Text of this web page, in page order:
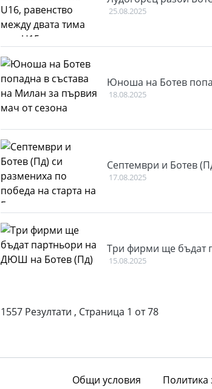
25.08.2025
Юноша на Ботев
18.08.2025
Септември и Ботев
17.08.2025
Три фирми ще бъдат
15.08.2025
1557 Резултати , Страница 1 от 78
Общи условия Политика